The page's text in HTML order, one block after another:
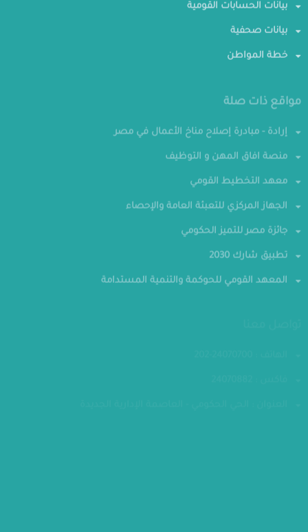
بيانات الحسابات القومية
بيانات صحفية
خطة المواطن
مواقع ذات صلة
إرادة - مبادرة إصلاح مناخ الأعمال في مصر
منصة افاق المهن و التوظيف
معهد التخطيط القومي
الجهاز المركزي للتعبئة العامة والإحصاء
جائزة مصر للتميز الحكومي
تطبيق شارك 2030
المعهد القومي للحوكمة والتنمية المستدامة